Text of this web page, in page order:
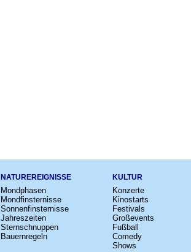
NATUREREIGNISSE
Mondphasen
Mondfinsternisse
Sonnenfinsternisse
Jahreszeiten
Sternschnuppen
Bauernregeln
KULTUR
Konzerte
Kinostarts
Festivals
Großevents
Fußball
Comedy
Shows